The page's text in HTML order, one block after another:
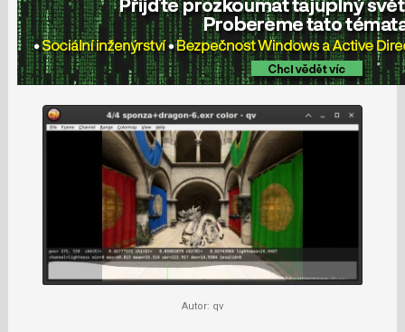
Autor: qv